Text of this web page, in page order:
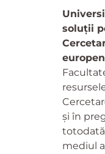
soluții
și în
mediul